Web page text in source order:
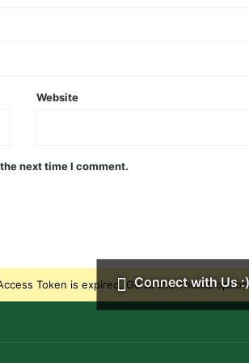
Soal Rezeki?
Website
next time I comment.
Connect with Us :)
Token is expired, Go to the Theme